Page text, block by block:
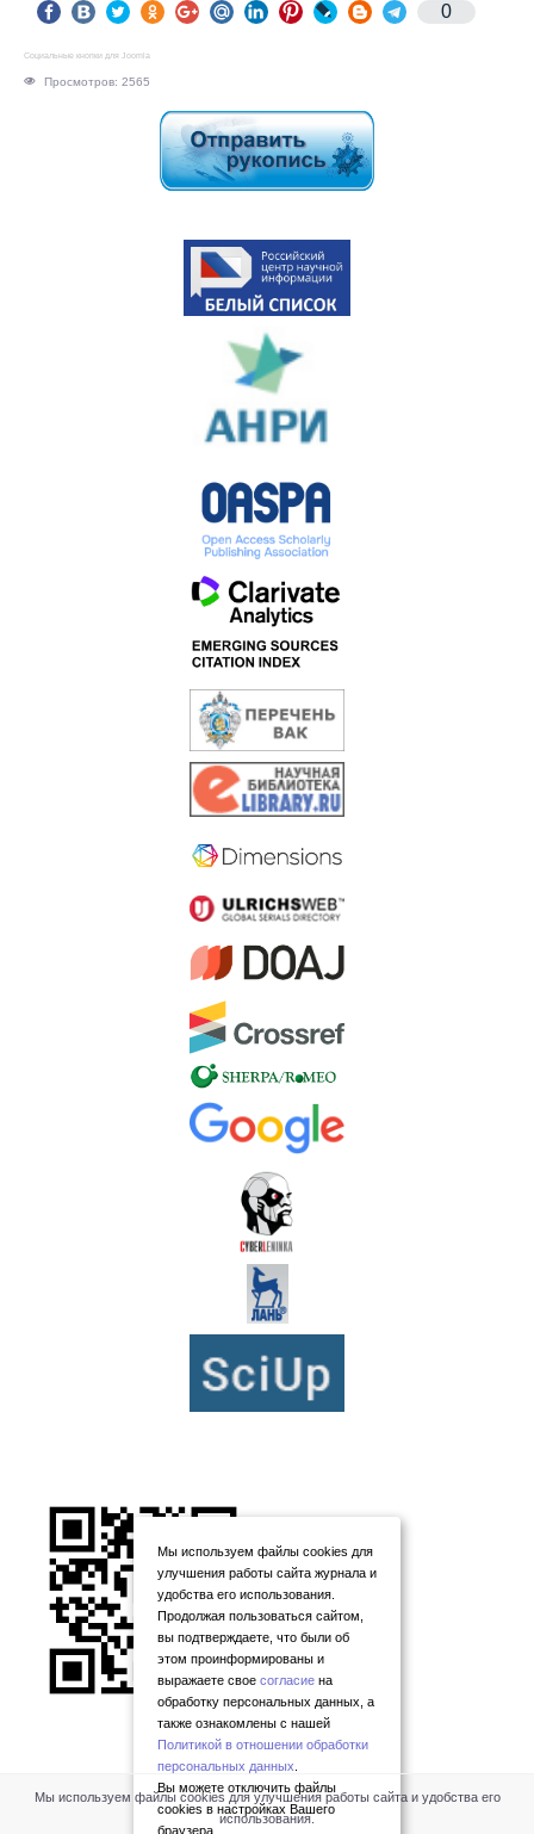
0
Социальные кнопки для Joomla
Просмотров: 2565
Мы используем файлы cookies для
улучшения работы сайта журнала и
удобства его использования.
Продолжая пользоваться сайтом,
вы подтверждаете, что были об
этом проинформированы и
выражаете свое согласие на
обработку персональных данных, а
также ознакомлены с нашей
Политикой в отношении обработки
персональных данных
Вы можете отключить файлы
cookies в настройках Вашего
браузера.
Мы используем файлы cookies для улучшения работы сайта и удобства его
использования.